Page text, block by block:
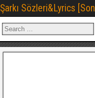
Şarkı Sözleri&Lyrics